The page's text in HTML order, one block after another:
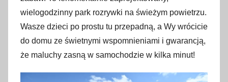
wielogodzinny park rozrywki na świeżym powietrzu.
Wasze dzieci po prostu tu przepadną, a Wy wrócicie
do domu ze świetnymi wspomnieniami i gwarancją,
że maluchy zasną w samochodzie w kilka minut!